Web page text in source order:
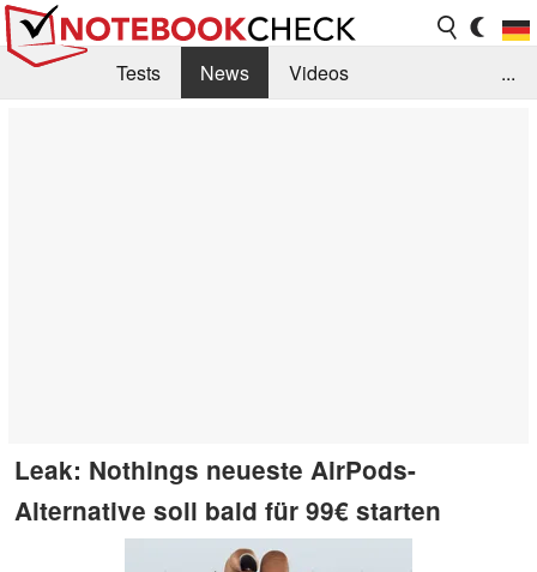
Tests News
Videos
...
Leak: Nothings neueste AirPods-
Alternative soll bald für 99€ starten